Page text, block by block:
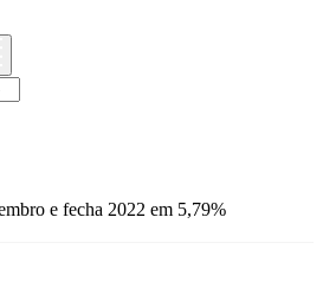
e fecha 2022 em 5,79%